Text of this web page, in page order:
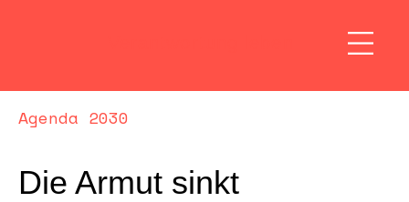
Agenda 2030
Die Armut sinkt